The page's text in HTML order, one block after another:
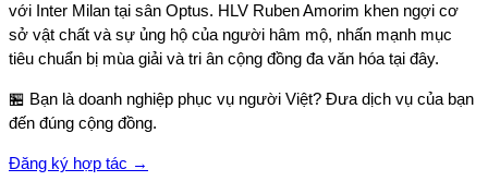
với Inter Milan tại sân Optus. HLV Ruben Amorim khen ngợi cơ
sở vật chất và sự ủng hộ của người hâm mộ, nhấn mạnh mục
tiêu chuẩn bị mùa giải và tri ân cộng đồng đa văn hóa tại đây.
🏪 Bạn là doanh nghiệp phục vụ người Việt? Đưa dịch vụ của bạn
đến đúng cộng đồng.
Đăng ký hợp tác →